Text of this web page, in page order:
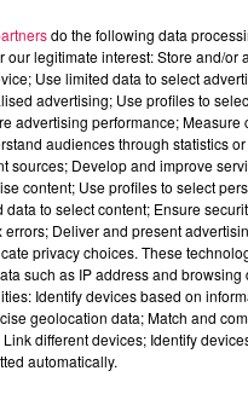
FM
do the following data
our legitimate interest: Store and/or
Use limited data to select
advertising; Use profiles to
advertising performance; Measure
audiences through statistics
sources; Develop and improve
content; Use profiles to select
data to select content; Ensure
errors; Deliver and present
privacy choices. These
such as IP address and browsing
Identify devices based on
geolocation data; Match and
different devices; Identify
automatically.